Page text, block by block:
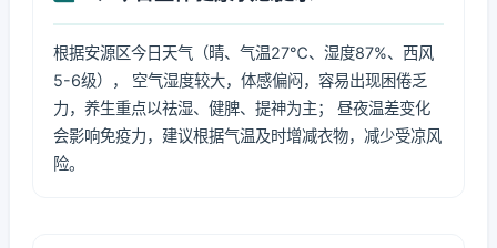
根据安源区今日天气（晴、气温27℃、湿度87%、西风
5-6级）， 空气湿度较大，体感偏闷，容易出现困倦乏
力，养生重点以祛湿、健脾、提神为主； 昼夜温差变化
会影响免疫力，建议根据气温及时增减衣物，减少受凉风
险。